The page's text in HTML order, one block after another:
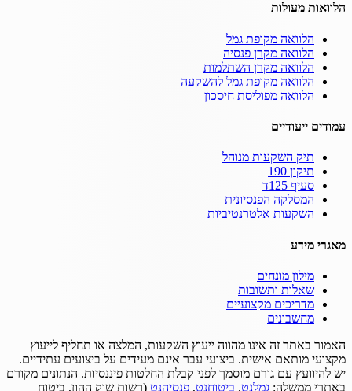
הלוואות מעולות
הלוואה מקופת גמל
הלוואה מקרן פנסיה
הלוואה מקרן השתלמות
הלוואה מקופת גמל להשקעה
הלוואה מפוליסת חיסכון
עמודים ייעודיים
תיק השקעות מנוהל
תיקון 190
סעיף 125ד
המסלקה הפנסיונית
השקעות אלטרנטיביות
מאגרי מידע
מילון מונחים
שאלות ותשובות
מדריכים מקצועיים
מחשבונים
האמור באתר זה אינו מהווה ייעוץ השקעות, המלצה או תחליף לייעוץ
מקצועי מותאם אישית. ביצועי עבר אינם מעידים על ביצועים עתידיים.
יש להיוועץ עם גורם מוסמך לפני קבלת החלטות פיננסיות. הנתונים מקורם
באתרי ממשלה: גמלנט, ביטוחנט, פנסיהנט (רשות שוק ההון, ביטוח